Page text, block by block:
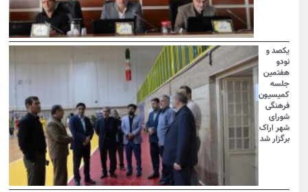
یکصد و
نودو
هفتمین
جلسه
کمیسیون
فرهنگی
شورای
شهر اراک
برگزار شد